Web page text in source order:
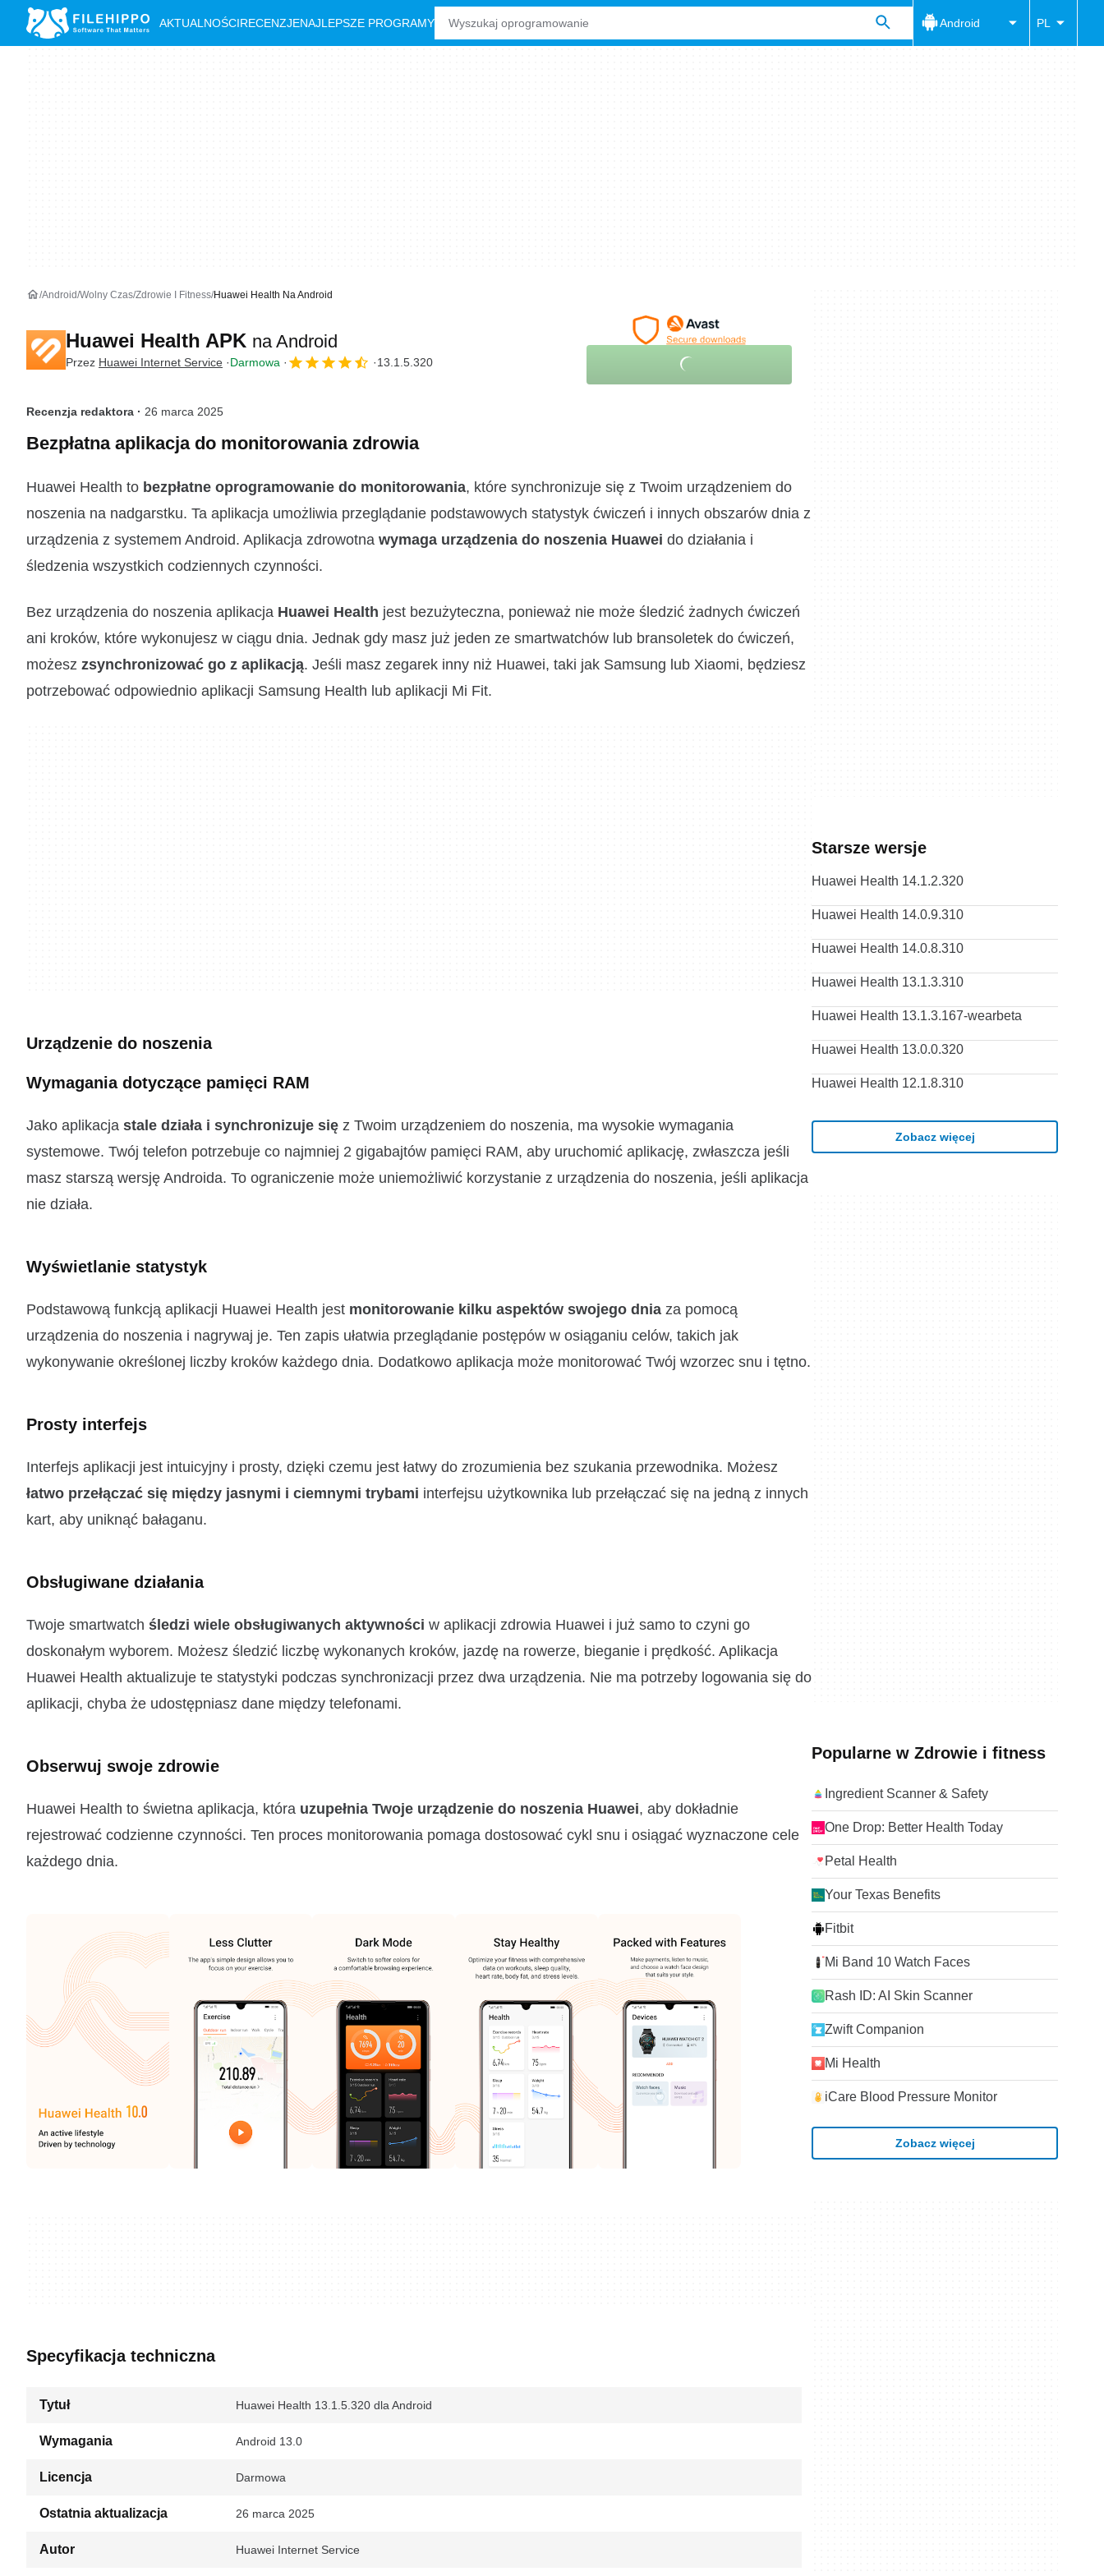
AKTUALNOŚCIRECENZJENAJLEPSZE PROGRAMY Android PL
Android Wolny Czas Zdrowie I Fitness Huawei Health Na Android
Huawei Health APK na Android
Przez Huawei Internet Service Darmowa 13.1.5.320
Recenzja redaktora · 26 marca 2025
Bezpłatna aplikacja do monitorowania zdrowia
Huawei Health to bezpłatne oprogramowanie do monitorowania, które synchronizuje się z Twoim urządzeniem do
noszenia na nadgarstku. Ta aplikacja umożliwia przeglądanie podstawowych statystyk ćwiczeń i innych obszarów dnia z
urządzenia z systemem Android. Aplikacja zdrowotna wymaga urządzenia do noszenia Huawei do działania i
śledzenia wszystkich codziennych czynności.
Bez urządzenia do noszenia aplikacja Huawei Health jest bezużyteczna, ponieważ nie może śledzić żadnych ćwiczeń
ani kroków, które wykonujesz w ciągu dnia. Jednak gdy masz już jeden ze smartwatchów lub bransoletek do ćwiczeń,
możesz zsynchronizować go z aplikacją. Jeśli masz zegarek inny niż Huawei, taki jak Samsung lub Xiaomi, będziesz
potrzebować odpowiednio aplikacji Samsung Health lub aplikacji Mi Fit.
Urządzenie do noszenia
Wymagania dotyczące pamięci RAM
Jako aplikacja stale działa i synchronizuje się z Twoim urządzeniem do noszenia, ma wysokie wymagania
systemowe. Twój telefon potrzebuje co najmniej 2 gigabajtów pamięci RAM, aby uruchomić aplikację, zwłaszcza jeśli
masz starszą wersję Androida. To ograniczenie może uniemożliwić korzystanie z urządzenia do noszenia, jeśli aplikacja
nie działa.
Wyświetlanie statystyk
Podstawową funkcją aplikacji Huawei Health jest monitorowanie kilku aspektów swojego dnia za pomocą
urządzenia do noszenia i nagrywaj je. Ten zapis ułatwia przeglądanie postępów w osiąganiu celów, takich jak
wykonywanie określonej liczby kroków każdego dnia. Dodatkowo aplikacja może monitorować Twój wzorzec snu i tętno.
Prosty interfejs
Interfejs aplikacji jest intuicyjny i prosty, dzięki czemu jest łatwy do zrozumienia bez szukania przewodnika. Możesz
łatwo przełączać się między jasnymi i ciemnymi trybami interfejsu użytkownika lub przełączać się na jedną z innych
kart, aby uniknąć bałaganu.
Obsługiwane działania
Twoje smartwatch śledzi wiele obsługiwanych aktywności w aplikacji zdrowia Huawei i już samo to czyni go
doskonałym wyborem. Możesz śledzić liczbę wykonanych kroków, jazdę na rowerze, bieganie i prędkość. Aplikacja
Huawei Health aktualizuje te statystyki podczas synchronizacji przez dwa urządzenia. Nie ma potrzeby logowania się do
aplikacji, chyba że udostępniasz dane między telefonami.
Obserwuj swoje zdrowie
Huawei Health to świetna aplikacja, która uzupełnia Twoje urządzenie do noszenia Huawei, aby dokładnie
rejestrować codzienne czynności. Ten proces monitorowania pomaga dostosować cykl snu i osiągać wyznaczone cele
każdego dnia.
Specyfikacja techniczna
Tytuł Huawei Health 13.1.5.320 dla Android
Wymagania Android 13.0
Licencja Darmowa
Ostatnia aktualizacja 26 marca 2025
Autor Huawei Internet Service
Starsze wersje
Huawei Health 14.1.2.320
Huawei Health 14.0.9.310
Huawei Health 14.0.8.310
Huawei Health 13.1.3.310
Huawei Health 13.1.3.167-wearbeta
Huawei Health 13.0.0.320
Huawei Health 12.1.8.310
Zobacz więcej
Popularne w Zdrowie i fitness
Ingredient Scanner & Safety
One Drop: Better Health Today
Petal Health
Your Texas Benefits
Fitbit
Mi Band 10 Watch Faces
Rash ID: AI Skin Scanner
Zwift Companion
Mi Health
iCare Blood Pressure Monitor
Zobacz więcej